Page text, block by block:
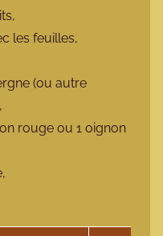
les feuilles,
(ou autre
rouge ou 1 oignon